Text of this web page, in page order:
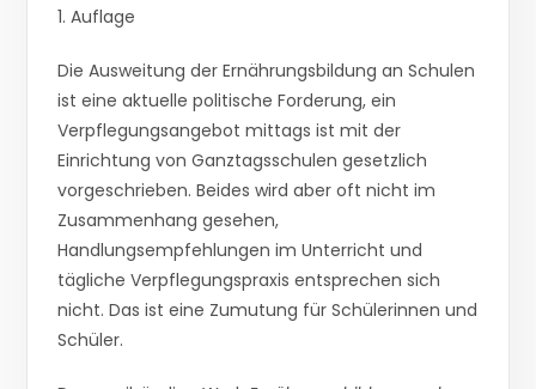
1. Auflage
Die Ausweitung der Ernährungsbildung an Schulen
ist eine aktuelle politische Forderung, ein
Verpflegungsangebot mittags ist mit der
Einrichtung von Ganztagsschulen gesetzlich
vorgeschrieben. Beides wird aber oft nicht im
Zusammenhang gesehen,
Handlungsempfehlungen im Unterricht und
tägliche Verpflegungspraxis entsprechen sich
nicht. Das ist eine Zumutung für Schülerinnen und
Schüler.